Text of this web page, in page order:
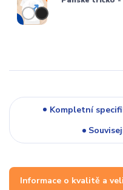
Kompletní
Informace o kvalitě a